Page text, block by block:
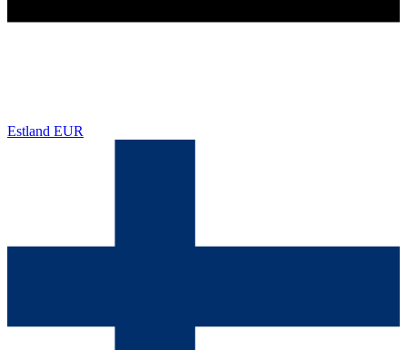
Estland EUR